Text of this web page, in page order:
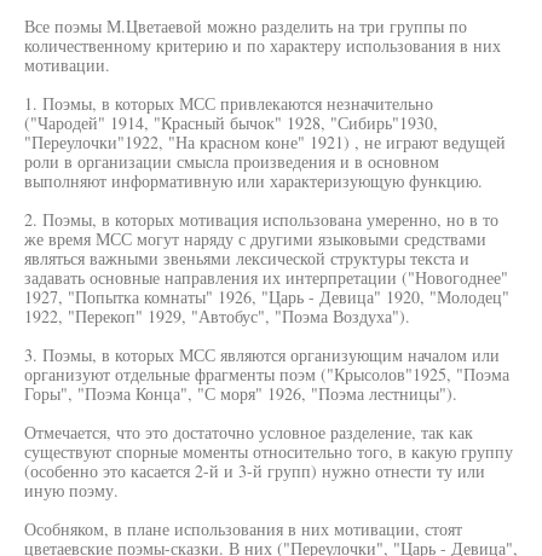
Все поэмы М.Цветаевой можно разделить на три группы по
количественному критерию и по характеру использования в них
мотивации.
1. Поэмы, в которых МСС привлекаются незначительно
("Чародей" 1914, "Красный бычок" 1928, "Сибирь"1930,
"Переулочки"1922, "На красном коне" 1921) , не играют ведущей
роли в организации смысла произведения и в основном
выполняют информативную или характеризующую функцию.
2. Поэмы, в которых мотивация использована умеренно, но в то
же время МСС могут наряду с другими языковыми средствами
являться важными звеньями лексической структуры текста и
задавать основные направления их интерпретации ("Новогоднее"
1927, "Попытка комнаты" 1926, "Царь - Девица" 1920, "Молодец"
1922, "Перекоп" 1929, "Автобус", "Поэма Воздуха").
3. Поэмы, в которых МСС являются организующим началом или
организуют отдельные фрагменты поэм ("Крысолов"1925, "Поэма
Горы", "Поэма Конца", "С моря" 1926, "Поэма лестницы").
Отмечается, что это достаточно условное разделение, так как
существуют спорные моменты относительно того, в какую группу
(особенно это касается 2-й и 3-й групп) нужно отнести ту или
иную поэму.
Особняком, в плане использования в них мотивации, стоят
цветаевские поэмы-сказки. В них ("Переулочки", "Царь - Девица",